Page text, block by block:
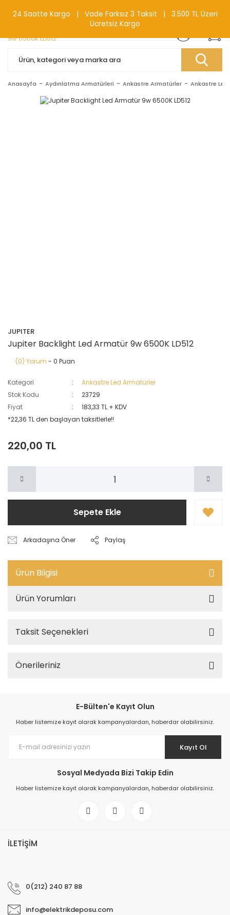
0(212) 240 87 88
Anasayfa Aydınlatma Armatürleri Ankastre Armatürler Ankastre
JUPITER
Jupiter Backlight Led Armatür 9w 6500K LD512
(0) Yorum - 0 Puan
Kategori
Ankastre Led Armatürler
Stok Kodu
23729
Fiyat
183,33 TL + KDV
*22,36 TL den başlayan taksitlerle!!
220,00 TL
Sepete Ekle
Arkadaşına Öner Paylaş
Ürün Bilgisi
Ürün Yorumları
Taksit Seçenekleri
Önerileriniz
E-Bülten'e Kayıt Olun
Haber listemize kayıt olarak kampanyalardan, haberdar olabilirsiniz.
Kayıt Ol
Sosyal Medyada Bizi Takip Edin
Haber listemize kayıt olarak kampanyalardan, haberdar olabilirsiniz.
İLETİŞİM
0(212) 240 87 88
info@elektrikdeposu.com
24 Saatte Kargo | Vade Farksız 3 Taksit | 3.500 TL Üzeri
Ücretsiz Kargo